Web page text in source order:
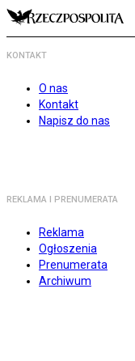
KONTAKT
O nas
Kontakt
Napisz do nas
REKLAMA I PRENUMERATA
Reklama
Ogłoszenia
Prenumerata
Archiwum